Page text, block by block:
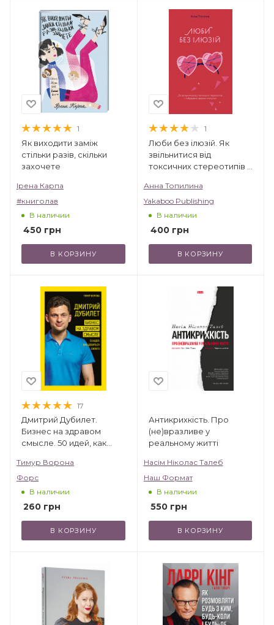
1
Як виходити заміж
стільки разів, скільки
захочете
Ірена Карпа
#книголав
В наличии
450 грн
В КОРЗИНУ
1
Люби без ілюзій. Як
звільнитися від
токсичних стереотипів і
стосунки
Анна Топилина
Yakaboo Publishing
В наличии
400грн
В КОРЗИНУ
17
Дмитрий Дубилет.
Бизнес на здравом
смысле. 50 идей, как
Тимур Ворона
Форс
В наличии
260 грн
В КОРЗИНУ
Антикрихкість. Про
(не)вразливе у
реальному житті
Насім Ніколас Талеб
Наш Формат
В наличии
550грн
В КОРЗИНУ